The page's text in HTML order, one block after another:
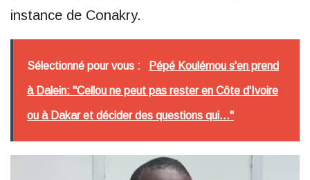
instance de Conakry.
Sélectionné pour vous : Pépé Koulémou s'en prend
à Dalein: "Cellou ne peut pas rester en Côte d'Ivoire
ou à Dakar et décider des questions qui..."